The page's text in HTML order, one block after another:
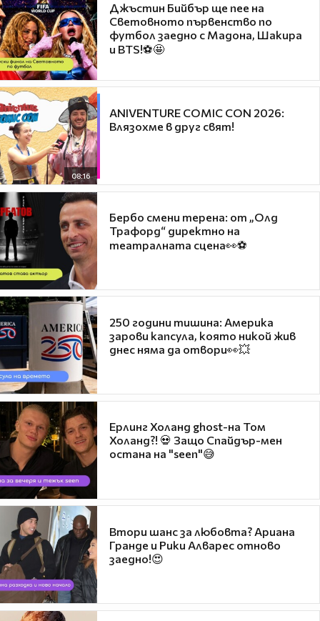
Джъстин Бийбър ще пее на
Световното първенство по
футбол заедно с Мадона, Шакира
и BTS!⚽🤩
08:16
ANIVENTURE COMIC CON 2026:
Влязохме в друг свят!
Бербо смени терена: от „Олд
Трафорд“ директно на
театралната сцена👀⚽
250 години тишина: Америка
зарови капсула, която никой жив
днес няма да отвори👀💥
Ерлинг Холанд ghost-на Том
Холанд?! 💀 Защо Спайдър-мен
остана на "seen"😅
Втори шанс за любовта? Ариана
Гранде и Рики Алварес отново
заедно!😍